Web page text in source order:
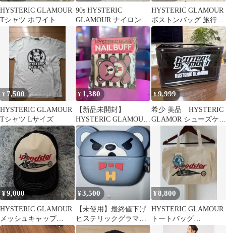
HYSTERIC GLAMOUR
Tシャツ ホワイト
90s HYSTERIC
GLAMOUR ナイロンジ
ャケット 刺繍 N2936
HYSTERIC GLAMOUR
ボストンバッグ 旅行用
バッグ
¥ 7,500
HYSTERIC GLAMOUR
Tシャツ Lサイズ
¥ 1,380
【新品未開封】
HYSTERIC GLAMOUR
ファックベア NAIL
BUFF
¥9,999
希少 美品 HYSTERIC
GLAMOR シューズケー
ス ヒスグラ
¥9,000
HYSTERIC GLAMOUR
メッシュキャップ
speedster
¥3,500
【未使用】最終値下げ
ヒステリックグラマー
AirPodsproケース 熊
¥8,800
HYSTERIC GLAMOUR
トートバッグ
SPEEDSTER